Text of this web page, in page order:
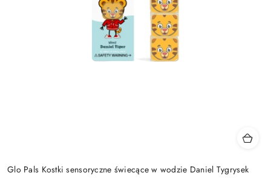
Glo Pals Kostki sensoryczne świecące w wodzie Daniel Tygrysek